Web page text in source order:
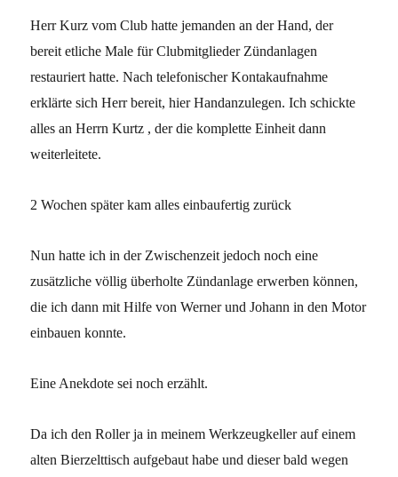
Herr Kurz vom Club hatte jemanden an der Hand, der
bereit etliche Male für Clubmitglieder Zündanlagen
restauriert hatte. Nach telefonischer Kontakaufnahme
erklärte sich Herr bereit, hier Handanzulegen. Ich schickte
alles an Herrn Kurtz , der die komplette Einheit dann
weiterleitete.
2 Wochen später kam alles einbaufertig zurück
Nun hatte ich in der Zwischenzeit jedoch noch eine
zusätzliche völlig überholte Zündanlage erwerben können,
die ich dann mit Hilfe von Werner und Johann in den Motor
einbauen konnte.
Eine Anekdote sei noch erzählt.
Da ich den Roller ja in meinem Werkzeugkeller auf einem
alten Bierzelttisch aufgebaut habe und dieser bald wegen